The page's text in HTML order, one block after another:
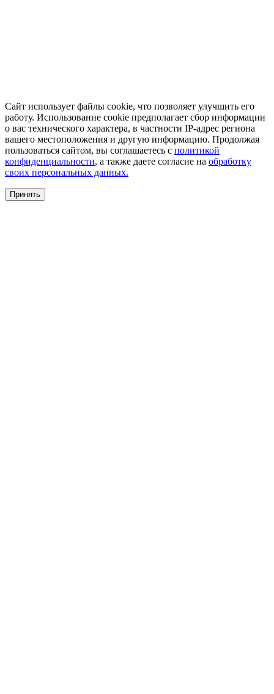
Сайт использует файлы cookie, что позволяет улучшить его
работу. Использование cookie предполагает сбор информации
о вас технического характера, в частности IP-адрес региона
вашего местоположения и другую информацию. Продолжая
пользоваться сайтом, вы соглашаетесь с политикой
конфиденциальности, а также даете согласие на обработку
своих персональных данных.
Принять